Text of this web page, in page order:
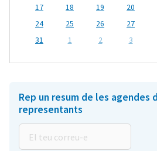
17
18 19 20
24
25 26 27
31
1 2 3
Rep un resum de les agendes
representants
teu